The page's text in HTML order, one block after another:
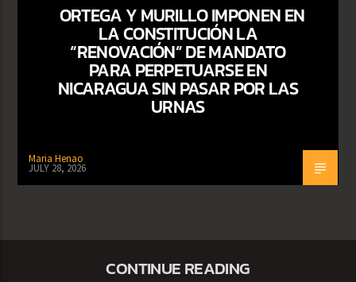
ORTEGA Y MURILLO IMPONEN EN
LA CONSTITUCIÓN LA
“RENOVACIÓN” DE MANDATO
PARA PERPETUARSE EN
NICARAGUA SIN PASAR POR LAS
URNAS
Maria Henao
JULY 28, 2026
CONTINUE READING